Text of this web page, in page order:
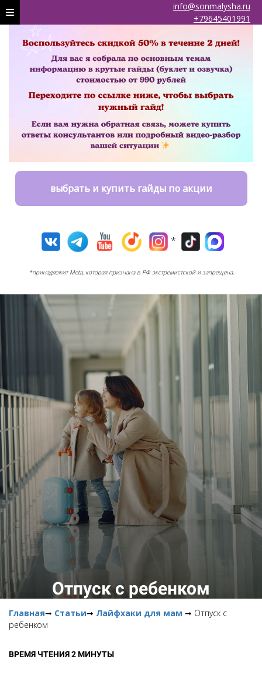
info@sonmalysha.ru
+79645401991
выбрать и купить гайды по акции
*
*принадлежит Meta, которая признана в РФ экстремистской и запрещена.
Отпуск с ребенком
Главная➞ Статьи➞ Лайфхаки для мам ➞ Отпуск с
ребенком
ВРЕМЯ ЧТЕНИЯ 2 МИНУТЫ